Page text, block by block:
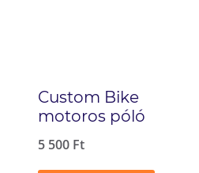
Custom Bike
motoros póló
5 500 Ft